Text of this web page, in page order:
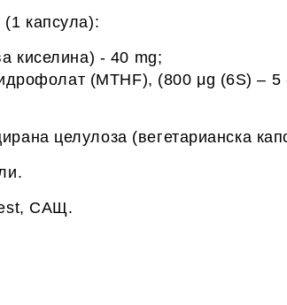
капсула):
киселина) - 40 mg;
(MTHF), (800 μg (6S) – 5
целулоза (вегетарианска
САЩ.